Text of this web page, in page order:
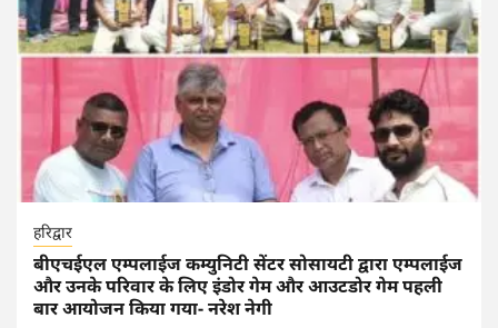
हरिद्वार
बीएचईएल एम्पलाईज कम्युनिटी सेंटर सोसायटी द्वारा एम्पलाईज
और उनके परिवार के लिए इंडोर गेम और आउटडोर गेम पहली
बार आयोजन किया गया- नरेश नेगी